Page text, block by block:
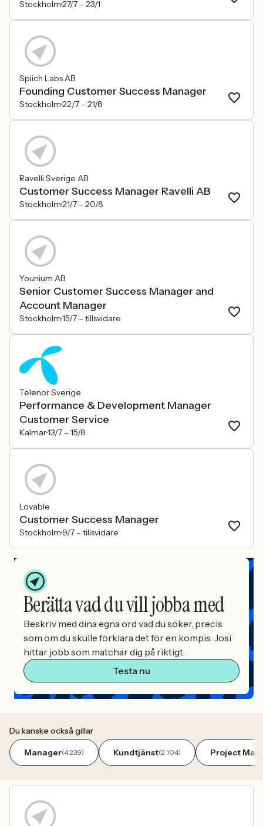
Stockholm27/7 – 23/1
Spiich Labs AB
Founding Customer Success Manager
Stockholm22/7 – 21/8
Ravelli Sverige AB
Customer Success Manager Ravelli AB
Stockholm21/7 – 20/8
Younium AB
Senior Customer Success Manager and
Account Manager
Stockholm15/7 – tillsvidare
Telenor Sverige
Performance & Development Manager
Customer Service
Kalmar13/7 – 15/8
Lovable
Customer Success Manager
Stockholm 9/7 – tillsvidare
Berätta vad du vill jobba med
Beskriv med dina egna ord vad du söker, precis
som om du skulle förklara det för en kompis. Josi
hittar jobb som matchar dig på riktigt.
Testa nu
Du kanske också gillar
Manager(4 239) Kundtjänst(2 104) Project